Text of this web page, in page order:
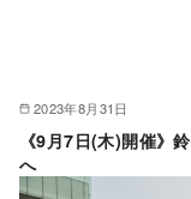
2023年8月31日
《9月7日(木)開催》
へ